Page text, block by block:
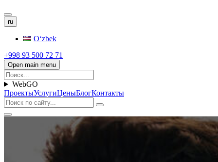
ru
Oʻzbek
+998 93 500 72 71
Open main menu
WebGO
ПроектыУслугиЦеныБлогКонтакты